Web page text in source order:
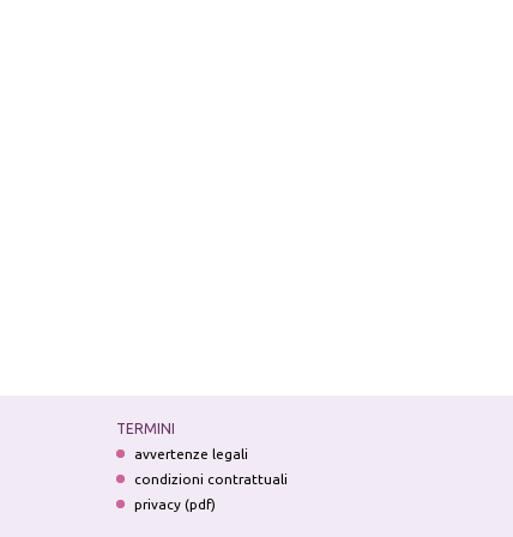
TERMINI
avvertenze legali
condizioni contrattuali
privacy (pdf)